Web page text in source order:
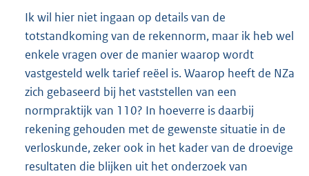
Ik wil hier niet ingaan op details van de
totstandkoming van de rekennorm, maar ik heb wel
enkele vragen over de manier waarop wordt
vastgesteld welk tarief reëel is. Waarop heeft de NZa
zich gebaseerd bij het vaststellen van een
normpraktijk van 110? In hoeverre is daarbij
rekening gehouden met de gewenste situatie in de
verloskunde, zeker ook in het kader van de droevige
resultaten die blijken uit het onderzoek van